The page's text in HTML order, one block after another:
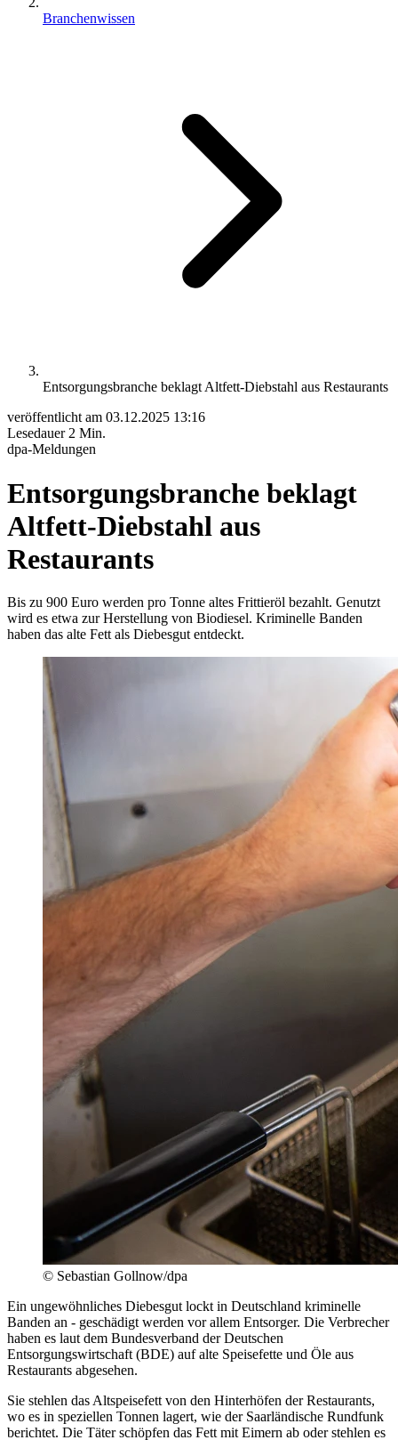
Branchenwissen
Entsorgungsbranche beklagt Altfett-Diebstahl aus Restaurants
veröffentlicht am 03.12.2025 13:16
Lesedauer 2 Min.
dpa-Meldungen
Entsorgungsbranche beklagt
Altfett-Diebstahl aus
Restaurants
Bis zu 900 Euro werden pro Tonne altes Frittieröl bezahlt. Genutzt
wird es etwa zur Herstellung von Biodiesel. Kriminelle Banden
haben das alte Fett als Diebesgut entdeckt.
© Sebastian Gollnow/dpa
Ein ungewöhnliches Diebesgut lockt in Deutschland kriminelle
Banden an - geschädigt werden vor allem Entsorger. Die Verbrecher
haben es laut dem Bundesverband der Deutschen
Entsorgungswirtschaft (BDE) auf alte Speisefette und Öle aus
Restaurants abgesehen.
Sie stehlen das Altspeisefett von den Hinterhöfen der Restaurants,
wo es in speziellen Tonnen lagert, wie der Saarländische Rundfunk
berichtet. Die Täter schöpfen das Fett mit Eimern ab oder stehlen es